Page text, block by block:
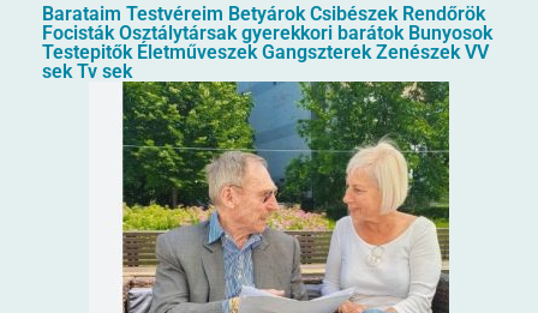
Barataim Testvéreim Betyárok Csibészek Rendőrök
Focisták Osztálytársak gyerekkori barátok Bunyosok
Testepitők Életműveszek Gangszterek Zenészek VV
sek Tv sek